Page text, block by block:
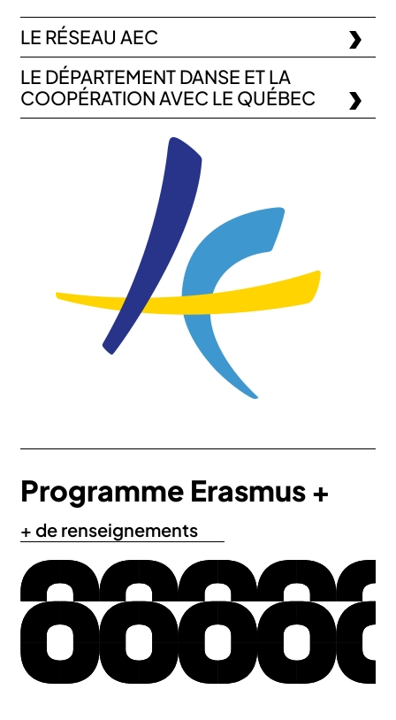
LE RÉSEAU AEC
LE DÉPARTEMENT DANSE ET LA
COOPÉRATION AVEC LE QUÉBEC
Programme Erasmus +
+ de renseignements